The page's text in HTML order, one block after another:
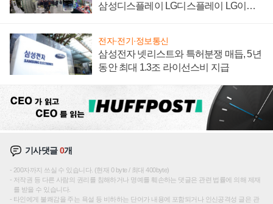
삼성디스플레이 LG디스플레이 LG이노
전자·전기·정보통신
삼성전자 넷리스트와 특허분쟁 매듭, 5년
동안 최대 1.3조 라이선스비 지급
기사댓글0개
200자까지 쓰실 수 있습니다. (현재 0 byte / 최대 400byte)
저작권 등 다른 사람의 권리를 침해하거나 명예를 훼손하는 댓글은 관련 법률에 의해 제재
를 받을 수 있습니다.
타인에게 불쾌감을 주는 욕설 등 비하하는 단어가 내용에 포함되거나 인신공격성 글은 관